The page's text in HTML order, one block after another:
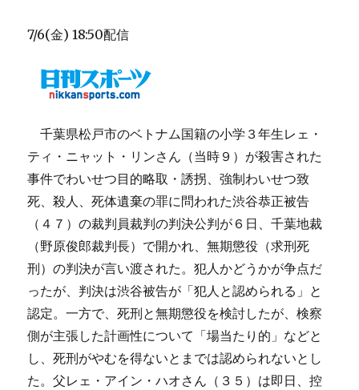
7/6(金) 18:50配信
千葉県松戸市のベトナム国籍の小学３年生レェ・
ティ・ニャット・リンさん（当時９）が殺害された
事件でわいせつ目的略取・誘拐、強制わいせつ致
死、殺人、死体遺棄の罪に問われた渋谷恭正被告
（４７）の裁判員裁判の判決公判が６日、千葉地裁
（野原俊郎裁判長）で開かれ、無期懲役（求刑死
刑）の判決が言い渡された。犯人かどうかが争点だ
ったが、判決は渋谷被告が「犯人と認められる」と
認定。一方で、死刑と無期懲役を検討したが、検察
側が主張した計画性について「場当たり的」などと
し、死刑がやむを得ないとまでは認められないとし
た。父レェ・アイン・ハオさん（３５）は即日、控